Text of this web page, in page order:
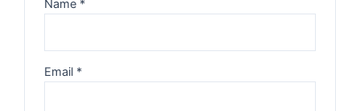
Name *
Email *